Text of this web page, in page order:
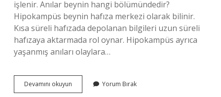
işlenir. Anılar beynin hangi bölümündedir?
Hipokampüs beynin hafıza merkezi olarak bilinir.
Kısa süreli hafızada depolanan bilgileri uzun süreli
hafızaya aktarmada rol oynar. Hipokampüs ayrıca
yaşanmış anıları olaylara…
Devamını okuyun
Nasıl
Yorum Bırak